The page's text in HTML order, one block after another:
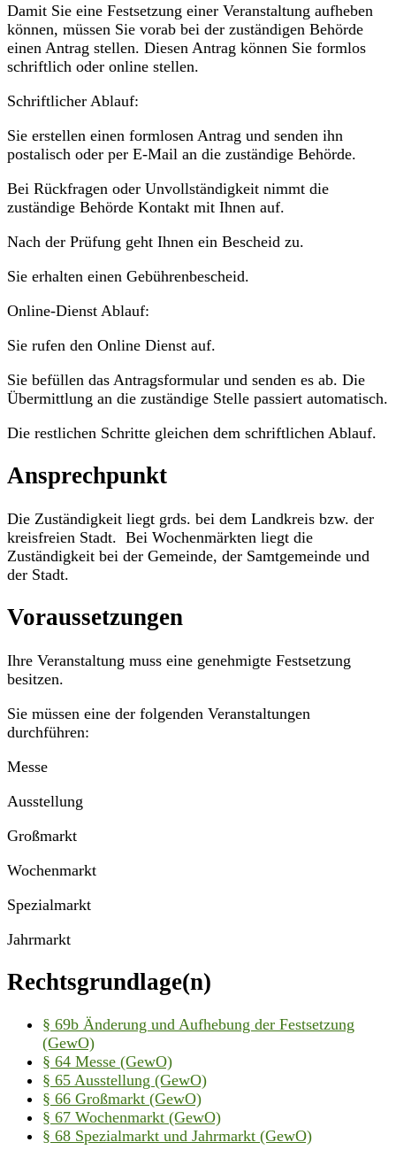
Damit Sie eine Festsetzung einer Veranstaltung aufheben
können, müssen Sie vorab bei der zuständigen Behörde
einen Antrag stellen. Diesen Antrag können Sie formlos
schriftlich oder online stellen.
Schriftlicher Ablauf:
Sie erstellen einen formlosen Antrag und senden ihn
postalisch oder per E-Mail an die zuständige Behörde.
Bei Rückfragen oder Unvollständigkeit nimmt die
zuständige Behörde Kontakt mit Ihnen auf.
Nach der Prüfung geht Ihnen ein Bescheid zu.
Sie erhalten einen Gebührenbescheid.
Online-Dienst Ablauf:
Sie rufen den Online Dienst auf.
Sie befüllen das Antragsformular und senden es ab. Die
Übermittlung an die zuständige Stelle passiert automatisch.
Die restlichen Schritte gleichen dem schriftlichen Ablauf.
Ansprechpunkt
Die Zuständigkeit liegt grds. bei dem Landkreis bzw. der
kreisfreien Stadt. Bei Wochenmärkten liegt die
Zuständigkeit bei der Gemeinde, der Samtgemeinde und
der Stadt.
Voraussetzungen
Ihre Veranstaltung muss eine genehmigte Festsetzung
besitzen.
Sie müssen eine der folgenden Veranstaltungen
durchführen:
Messe
Ausstellung
Großmarkt
Wochenmarkt
Spezialmarkt
Jahrmarkt
Rechtsgrundlage(n)
§ 69b Änderung und Aufhebung der Festsetzung
(GewO)
§ 64 Messe (GewO)
§ 65 Ausstellung (GewO)
§ 66 Großmarkt (GewO)
§ 67 Wochenmarkt (GewO)
§ 68 Spezialmarkt und Jahrmarkt (GewO)